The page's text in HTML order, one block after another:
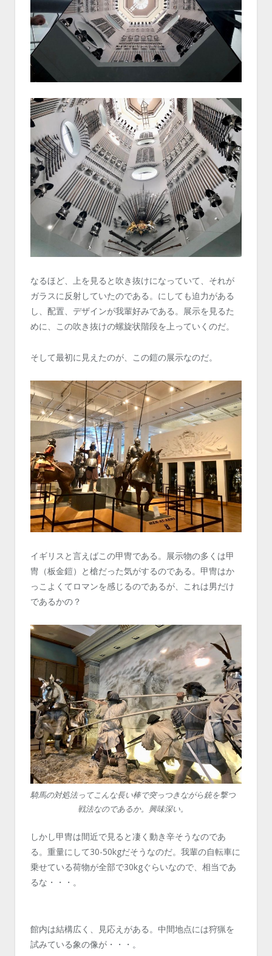
なるほど、上を見ると吹き抜けになっていて、それが
ガラスに反射していたのである。にしても迫力がある
し、配置、デザインが我輩好みである。展示を見るた
めに、この吹き抜けの螺旋状階段を上っていくのだ。
そして最初に見えたのが、この鎧の展示なのだ。
イギリスと言えばこの甲冑である。展示物の多くは甲
冑（板金鎧）と槍だった気がするのである。甲冑はか
っこよくてロマンを感じるのであるが、これは男だけ
であるかの？
騎馬の対処法ってこんな長い棒で突っつきながら銃を撃つ
戦法なのであるか。興味深い。
しかし甲冑は間近で見ると凄く動き辛そうなのであ
る。重量にして30-50kgだそうなのだ。我輩の自転車に
乗せている荷物が全部で30kgぐらいなので、相当であ
るな・・・。
館内は結構広く、見応えがある。中間地点には狩猟を
試みている象の像が・・・。